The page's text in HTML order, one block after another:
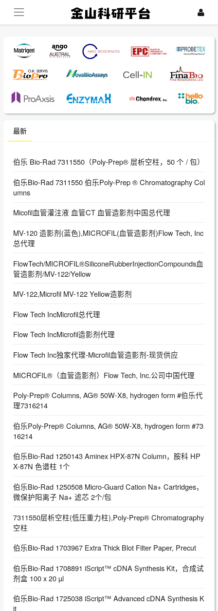
最新
伯乐 Bio-Rad 7311550（Poly-Prep® 层析空柱，50 个 / 包）
伯乐Bio-Rad 7311550 伯乐Poly-Prep ® Chromatography Col
umns
Micofil血管灌注液 血管CT 血管造影剂中国总代理
MV-120 造影剂(蓝色),MICROFIL(血管造影剂)Flow Tech, Inc
总代理
FlowTech/MICROFIL®SiliconeRubberInjectionCompounds血
管造影剂/MV-122/Yellow
MV-122,Microfil MV-122 Yellow造影剂
Flow Tech IncMicrofil总代理
Flow Tech IncMicrofil造影剂代理
Flow Tech Inc独家代理-Microfil血管造影剂-现货供应
MICROFIL®（血管造影剂）Flow Tech, Inc.公司中国代理
Poly-Prep® Columns, AG® 50W-X8, hydrogen form #伯乐代
理7316214
伯乐Poly-Prep® Columns, AG® 50W-X8, hydrogen form #73
16214
伯乐Bio-Rad 1250143 Aminex HPX-87N Column，胺科 HP
X-87N 色谱柱 1个
伯乐Bio-Rad 1250508 Micro-Guard Cation Na+ Cartridges，
微保护阳离子 Na+ 滤芯 2个/包
7311550层析空柱(低压重力柱),Poly-Prep® Chromatography
空柱
伯乐Bio-Rad 1703967 Extra Thick Blot Filter Paper, Precut
伯乐Bio-Rad 1708891 iScript™ cDNA Synthesis Kit，合成试
剂盒 100 x 20 µl
伯乐Bio-Rad 1725038 iScript™ Advanced cDNA Synthesis K
it